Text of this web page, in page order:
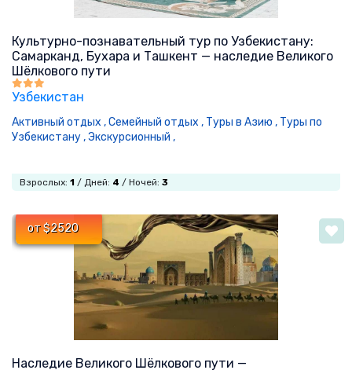
Культурно-познавательный тур по Узбекистану:
Самарканд, Бухара и Ташкент — наследие Великого
Шёлкового пути
Узбекистан
Активный отдых ,Семейный отдых , Туры в Азию , Туры по
Узбекистану ,Экскурсионный ,
Взрослых: 1 / Дней: 4 / Ночей: 3
от $2520
Наследие Великого Шёлкового пути —